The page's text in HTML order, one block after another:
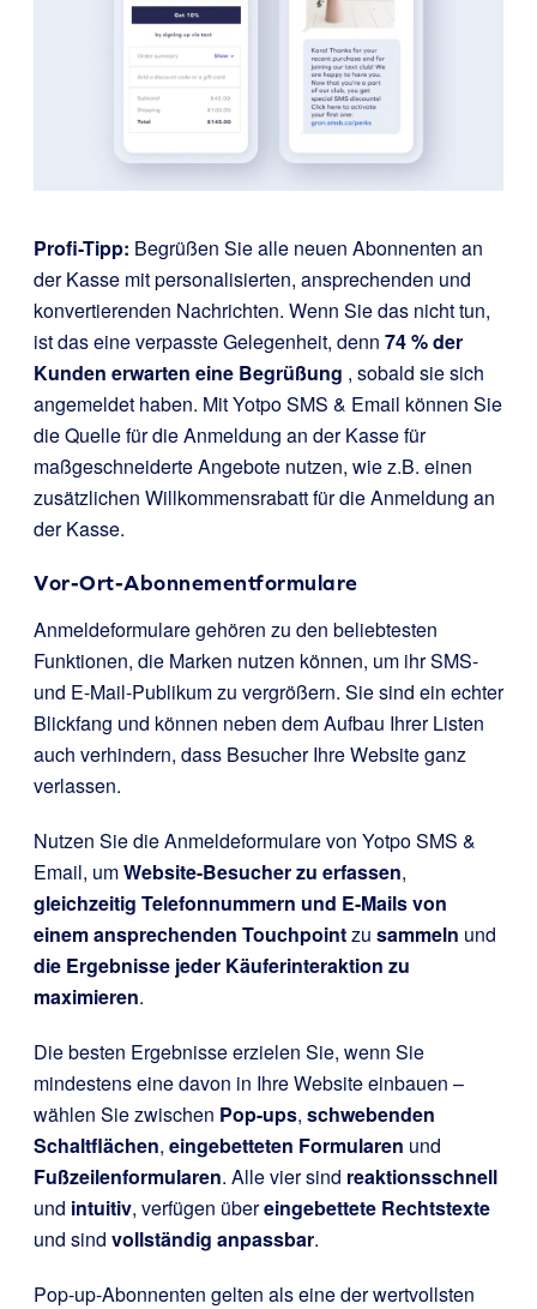
Profi-Tipp: Begrüßen Sie alle neuen Abonnenten an
der Kasse mit personalisierten, ansprechenden und
konvertierenden Nachrichten. Wenn Sie das nicht tun,
ist das eine verpasste Gelegenheit, denn 74 % der
Kunden erwarten eine Begrüßung , sobald sie sich
angemeldet haben. Mit Yotpo SMS & Email können Sie
die Quelle für die Anmeldung an der Kasse für
maßgeschneiderte Angebote nutzen, wie z.B. einen
zusätzlichen Willkommensrabatt für die Anmeldung an
der Kasse.
Vor-Ort-Abonnementformulare
Anmeldeformulare gehören zu den beliebtesten
Funktionen, die Marken nutzen können, um ihr SMS-
und E-Mail-Publikum zu vergrößern. Sie sind ein echter
Blickfang und können neben dem Aufbau Ihrer Listen
auch verhindern, dass Besucher Ihre Website ganz
verlassen.
Nutzen Sie die Anmeldeformulare von Yotpo SMS &
Email, umWebsite-Besucher zu erfassen,
gleichzeitig Telefonnummern und E-Mails von
einem ansprechenden Touchpointzu sammeln und
die Ergebnisse jeder Käuferinteraktion zu
maximieren.
Die besten Ergebnisse erzielen Sie, wenn Sie
mindestens eine davon in Ihre Website einbauen –
wählen Sie zwischen Pop-ups, schwebenden
Schaltflächen, eingebetteten Formularen und
Fußzeilenformularen. Alle vier sind reaktionsschnell
und intuitiv, verfügen übereingebettete Rechtstexte
und sind vollständig anpassbar.
Pop-up-Abonnenten gelten als eine der wertvollsten